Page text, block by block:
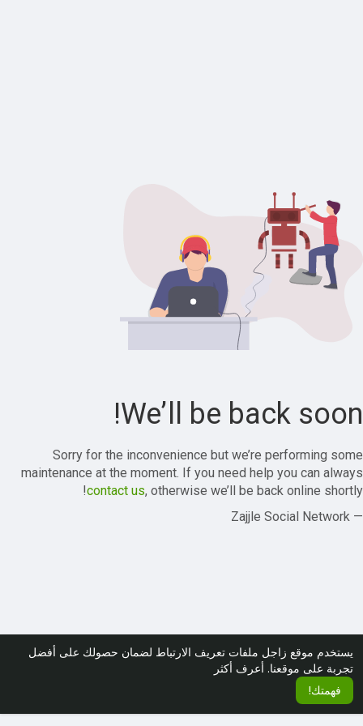
يستخدم موقع زاجل ملفات تعريف الارتباط لضمان حصولك على أفضل
تجربة على موقعنا. أعرف أكثر
فهمتك!
We’ll be back soon!
Sorry for the inconvenience but we’re performing some
maintenance at the moment. If you need help you can always
contact us, otherwise we’ll be back online shortly!
— Zajjle Social Network